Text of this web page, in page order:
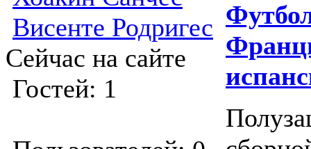
Висенте Родригес
Сейчас на сайте
Гостей: 1